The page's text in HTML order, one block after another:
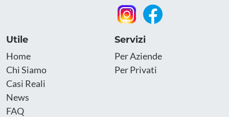
Utile
Home
Chi Siamo
Casi Reali
News
FAQ
Servizi
Per Aziende
Per Privati